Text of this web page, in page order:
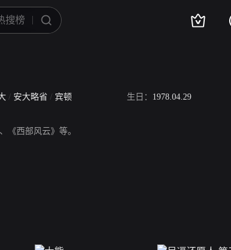
/ 安大略省 / 宾顿 生日： 1978.04.29
《西部风云》等。